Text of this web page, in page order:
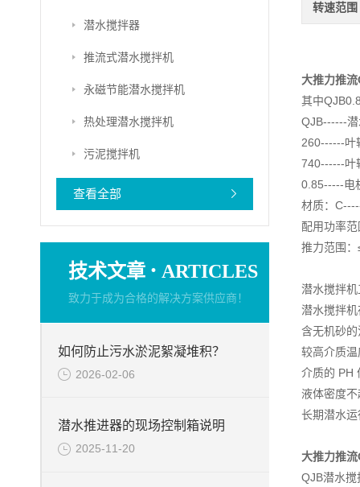
潜水搅拌器
推流式潜水搅拌机
永磁节能潜水搅拌机
热处理潜水搅拌机
污泥搅拌机
查看全部
技术文章 · ARTICLES
致力于成为合格的解决方案供应商！
如何防止污水淤泥絮凝堆积？
2026-02-06
潜水推进器的现场控制箱说明
2025-11-20
转速范围
大推力推
其中
QJB------
260------叶
740------叶
0.85-----电
材质：
配用功率
推力范围
潜水搅拌
潜水搅拌
含无机砂
较高介质
介质的 PH
液体密度
长期潜水
大推力推
QJB潜水